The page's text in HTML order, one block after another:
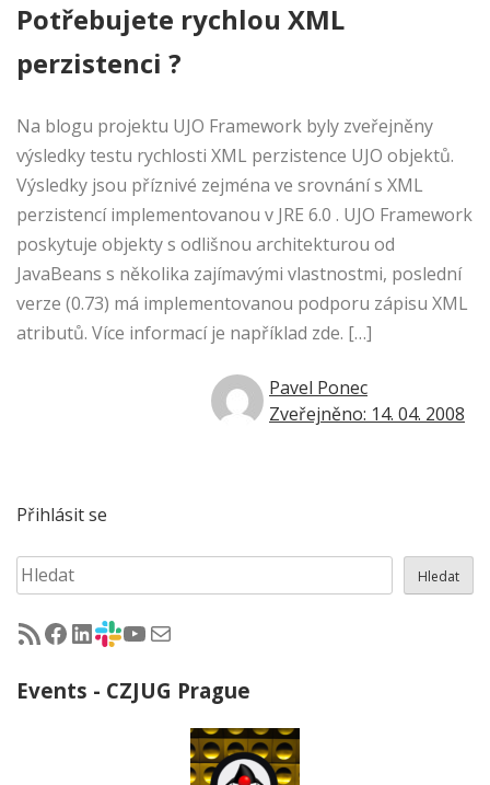
Potřebujete rychlou XML
perzistenci ?
Na blogu projektu UJO Framework byly zveřejněny
výsledky testu rychlosti XML perzistence UJO objektů.
Výsledky jsou příznivé zejména ve srovnání s XML
perzistencí implementovanou v JRE 6.0 . UJO Framework
poskytuje objekty s odlišnou architekturou od
JavaBeans s několika zajímavými vlastnostmi, poslední
verze (0.73) má implementovanou podporu zápisu XML
atributů. Více informací je například zde. […]
Pavel Ponec
Zveřejněno: 14. 04. 2008
Přihlásit se
Hledat Hledat
RSS - články na jug.cz
Facebook skupina Czech Java User Group
LinkedIn skupina Czech Java User Group
CZJUG Slack fórum
CZJUG YouTube kanálCZJUG email
Events - CZJUG Prague